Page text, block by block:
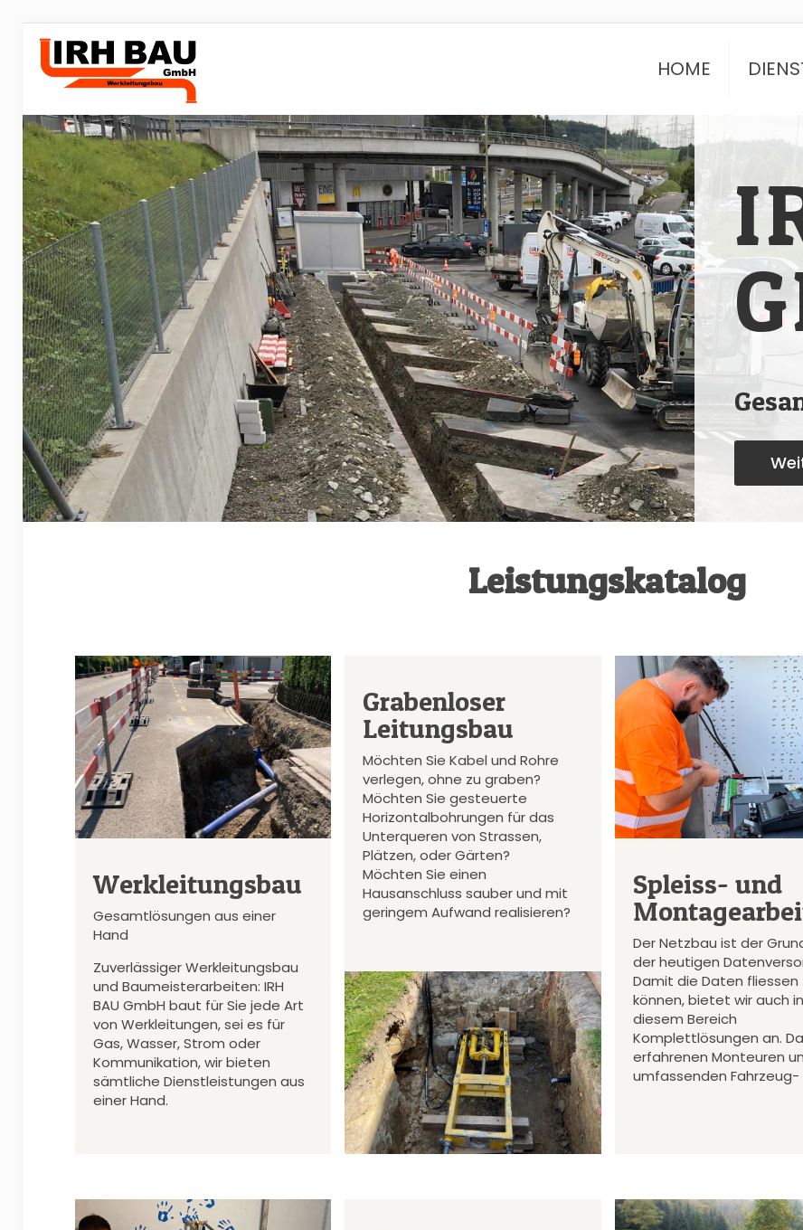
HOME
Leistungskatalog
Werkleitungsbau
Gesamtlösungen aus einer
Hand
Zuverlässiger Werkleitungsbau
und Baumeisterarbeiten: IRH
BAU GmbH baut für Sie jede Art
von Werkleitungen, sei es für
Gas, Wasser, Strom oder
Kommunikation, wir bieten
sämtliche Dienstleistungen aus
einer Hand.
Grabenloser
Leitungsbau
Möchten Sie Kabel und Rohre
verlegen, ohne zu graben?
Möchten Sie gesteuerte
Horizontalbohrungen für das
Unterqueren von Strassen,
Plätzen, oder Gärten?
Möchten Sie einen
Hausanschluss sauber und mit
geringem Aufwand realisieren?
Spleiss- und
Der Netzbau ist der
der heutigen
Damit die Daten fliessen
können, bietet wir auch in
diesem Bereich
Komplettlösungen an.
erfahrenen Monteuren
umfassenden Fahrzeug-